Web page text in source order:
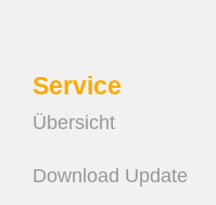
Service
Übersicht
Download Update